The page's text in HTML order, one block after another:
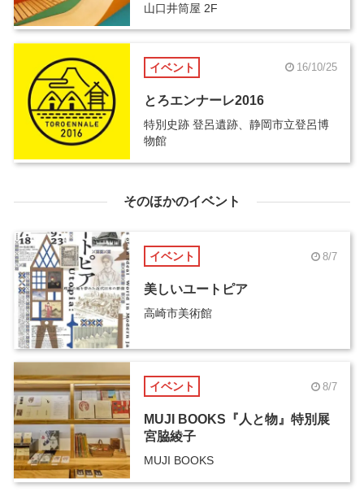
山口井筒屋 2F
イベント 16/10/25
とろエンナーレ2016
特別史跡 登呂遺跡、静岡市立登呂博
物館
そのほかのイベント
イベント 8/7
美しいユートピア
高崎市美術館
イベント 8/7
MUJI BOOKS『人と物』特別展
宮脇綾子
MUJI BOOKS